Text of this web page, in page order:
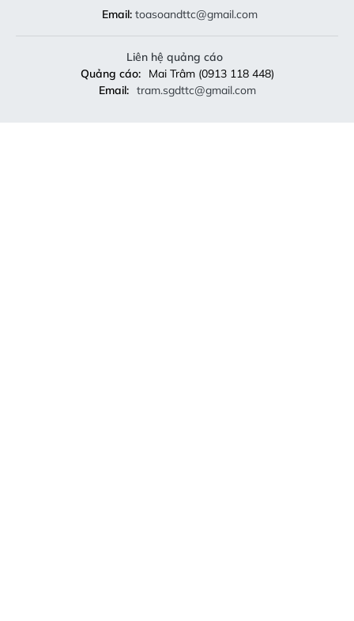
Email: toasoandttc@gmail.com
Liên hệ quảng cáo
Quảng cáo:
Mai Trâm (0913 118 448)
Email: tram.sgdttc@gmail.com